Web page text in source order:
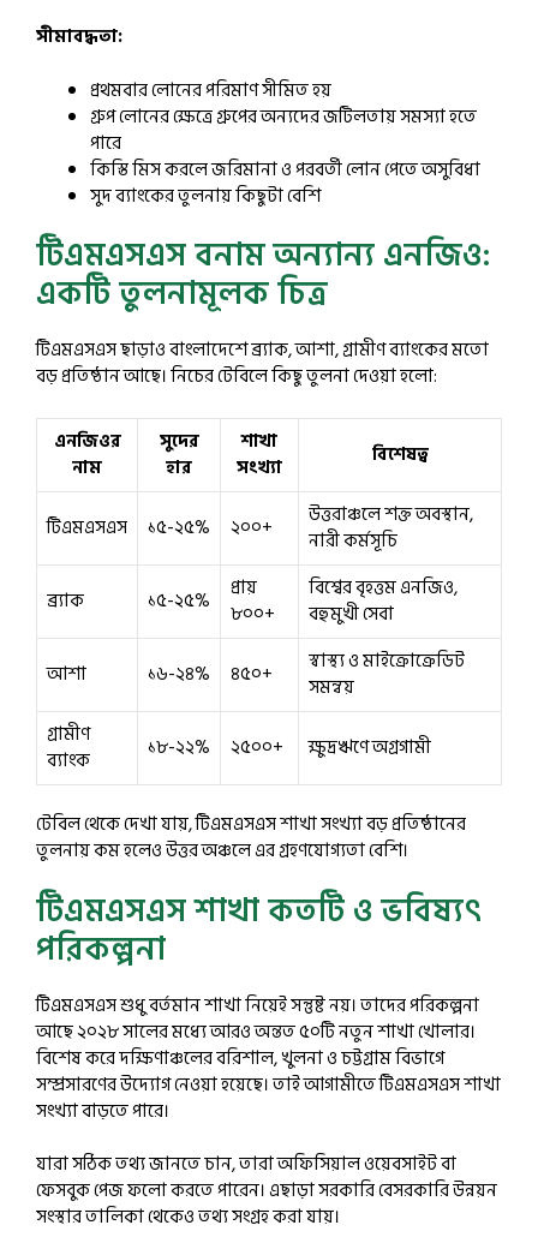
সীমাবদ্ধতা:
প্রথমবার লোনের পরিমাণ সীমিত হয়
গ্রুপ লোনের ক্ষেত্রে গ্রুপের অন্যদের জটিলতায় সমস্যা হতে
পারে
কিস্তি মিস করলে জরিমানা ও পরবর্তী লোন পেতে অসুবিধা
সুদ ব্যাংকের তুলনায় কিছুটা বেশি
টিএমএসএস বনাম অন্যান্য এনজিও:
একটি তুলনামূলক চিত্র
টিএমএসএস ছাড়াও বাংলাদেশে ব্র্যাক, আশা, গ্রামীণ ব্যাংকের মতো
বড় প্রতিষ্ঠান আছে। নিচের টেবিলে কিছু তুলনা দেওয়া হলো:
এনজিওর
নাম
সুদের
হার
শাখা
সংখ্যা
বিশেষত্ব
টিএমএসএস ১৫-২৫% ২০০+
উত্তরাঞ্চলে শক্ত অবস্থান,
নারী কর্মসূচি
ব্র্যাক
১৫-২৫%
প্রায়
৮০০+
বিশ্বের বৃহত্তম এনজিও,
বহুমুখী সেবা
আশা
১৬-২৪% ৪৫০+
স্বাস্থ্য ও মাইক্রোক্রেডিট
সমন্বয়
গ্রামীণ
ব্যাংক
১৮-২২% ২৫০০+ ক্ষুদ্রঋণে অগ্রগামী
টেবিল থেকে দেখা যায়, টিএমএসএস শাখা সংখ্যা বড় প্রতিষ্ঠানের
তুলনায় কম হলেও উত্তর অঞ্চলে এর গ্রহণযোগ্যতা বেশি।
টিএমএসএস শাখা কতটি ও ভবিষ্যৎ
পরিকল্পনা
টিএমএসএস শুধু বর্তমান শাখা নিয়েই সন্তুষ্ট নয়। তাদের পরিকল্পনা
আছে ২০২৮ সালের মধ্যে আরও অন্তত ৫০টি নতুন শাখা খোলার।
বিশেষ করে দক্ষিণাঞ্চলের বরিশাল, খুলনা ও চট্টগ্রাম বিভাগে
সম্প্রসারণের উদ্যোগ নেওয়া হয়েছে। তাই আগামীতে টিএমএসএস শাখা
সংখ্যা বাড়তে পারে।
যারা সঠিক তথ্য জানতে চান, তারা অফিসিয়াল ওয়েবসাইট বা
ফেসবুক পেজ ফলো করতে পারেন। এছাড়া সরকারি বেসরকারি উন্নয়ন
সংস্থার তালিকা থেকেও তথ্য সংগ্রহ করা যায়।